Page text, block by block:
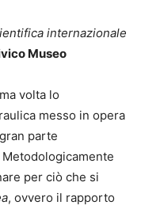
internazionale
Museo
volta lo
messo in opera
parte
per ciò che si
, ovvero il rapporto